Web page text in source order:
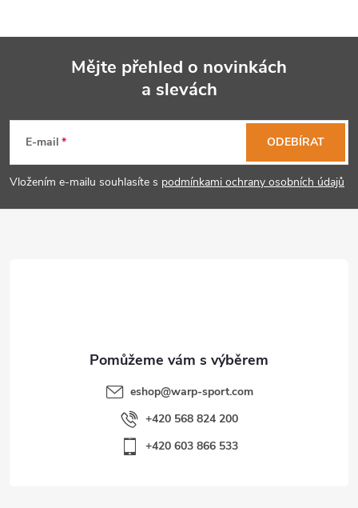
p
a
Mějte přehled o novinkách
a slevách
E-mail
Vložením e-mailu souhlasíte s podmínkami ochrany osobních údajů
ODEBÍRAT
eshop@warp-sport.com
+420 568 824 200
+420 603 866 533